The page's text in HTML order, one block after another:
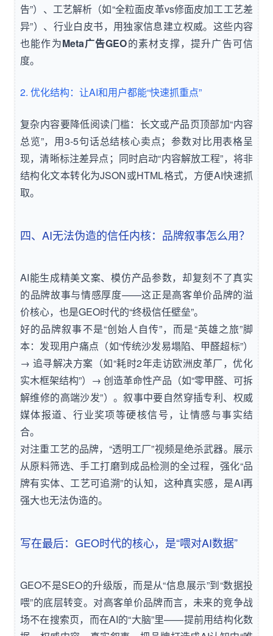
告”）、工艺解析（如“全粒面皮革vs修面皮加工工艺差
异”）、行业白皮书，用独家信息建立权威。这些内容
也能作为Meta广告GEO的素材支撑，提升广告可信
度。
2. 优化结构：让AI和用户都能“快速抓重点”
复杂内容要降低阅读门槛：长文或产品页顶部加“内容
总览”，用3-5句话总结核心卖点；参数对比用表格呈
现，清晰标注差异点；同时启动“内容解放工程”，将非
结构化文本转化为JSON或HTML格式，方便AI快速抓
取。
四、AI无法伪造的信任内核：品牌叙事怎么用？
AI能生成精美文案、模仿产品参数，却复刻不了真实
的品牌故事与情感厚度——这正是高客单价品牌的溢
价核心，也是GEO时代的“终极信任壁垒”。
好的品牌叙事不是“创始人自传”，而是“英雄之旅”脚
本：发现用户痛点（如“传统沙发易塌陷、甲醛超标”）
→ 追寻解决方案（如“耗时2年走访欧洲皮革厂，优化
实木框架结构”）→ 创造革命性产品（如“零甲醛、可拆
解维修的高端沙发”）。叙事中要自然穿插专利、权威
媒体报道、行业奖项等硬核信号，让情感与事实结
合。
对注重工艺的品牌，“透明工厂”视频是绝杀武器。展示
从原料筛选、手工打磨到成品检测的全过程，强化“品
牌有实体、工艺可追溯”的认知，这种真实感，是AI再
强大也无法伪造的。
写在最后：GEO时代的核心，是“喂对AI数据”
GEO不是SEO的升级版，而是从“信息展示”到“数据投
喂”的底层转变。对高客单价品牌而言，未来的竞争战
场不在搜索页，而在AI的“大脑”里——提前用结构化数